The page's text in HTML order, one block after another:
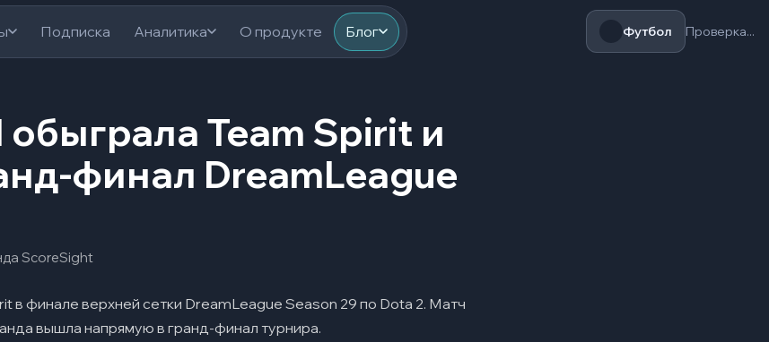
Подписка Аналитика О продукте Блог Футбол Проверка...
обыграла Team Spirit и
финал DreamLeague
ScoreSight
в финале верхней сетки DreamLeague Season 29 по Dota 2. Матч
вышла напрямую в гранд-финал турнира.